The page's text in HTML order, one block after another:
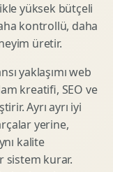
yüksek bütçeli
kontrollü, daha
üretir.
yaklaşımı web
kreatifi, SEO ve
Ayrı ayrı iyi
yerine,
kalite
sistem kurar.